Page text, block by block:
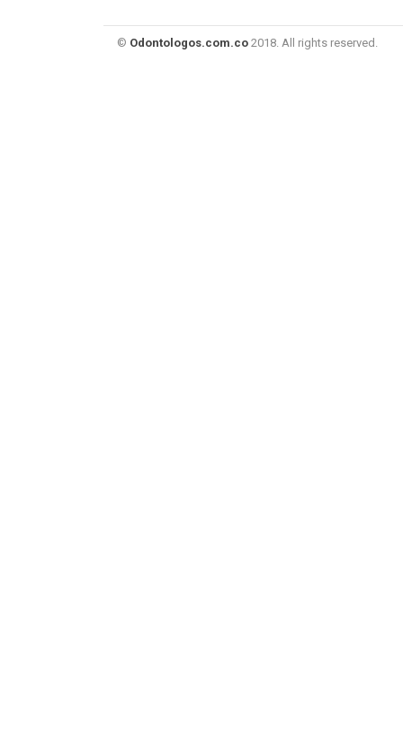
© Odontologos.com.co 2018. All rights reserved.